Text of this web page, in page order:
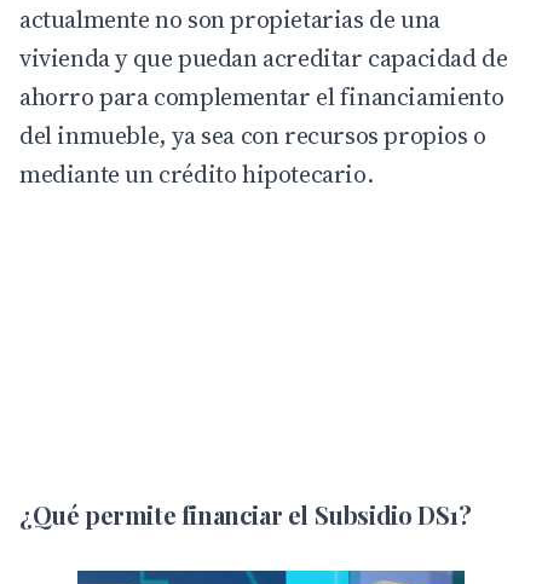
actualmente no son propietarias de una
vivienda y que puedan acreditar capacidad de
ahorro para complementar el financiamiento
del inmueble, ya sea con recursos propios o
mediante un crédito hipotecario.
¿Qué permite financiar el Subsidio DS1?